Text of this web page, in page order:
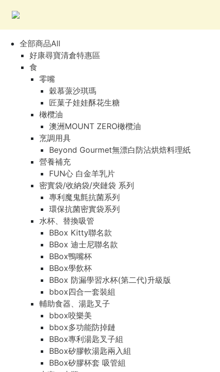
全部商品All
好康尋寶清倉特惠區
食
零嘴
穀慕蒎沙琪瑪
匠菓子娃娃酥花生糖
橄欖油
澳洲MOUNT ZERO橄欖油
烹調用具
Beyond Gourmet無漂白防沾烘焙料理紙
營養補充
FUN心 白金羊乳片
密實袋/收納袋/夾鏈袋 系列
專利魔鬼氈抗菌系列
環保抗菌密實袋系列
水杯、替換吸管
BBox Kitty聯名款
BBox 迪士尼聯名款
BBox鴨嘴杯
BBox學飲杯
BBox 防漏學習水杯(第二代)升級版
bbox四合一套裝組
輔助食器、湯匙叉子
bbox咬樂美
bbox多功能防掉鏈
BBox專利湯匙叉子組
BBox矽膠軟湯匙兩入組
BBox矽膠杯套 吸管組